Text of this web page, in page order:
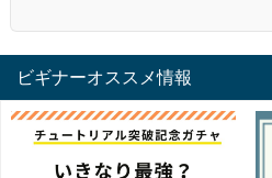
ビギナーオススメ情報